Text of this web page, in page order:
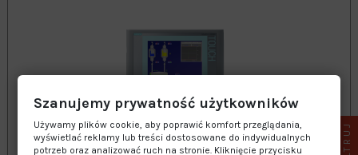
Szanujemy prywatność użytkowników
Używamy plików cookie, aby poprawić komfort przeglądania,
wyświetlać reklamy lub treści dostosowane do indywidualnych
potrzeb oraz analizować ruch na stronie. Kliknięcie przycisku
FILTRUJ